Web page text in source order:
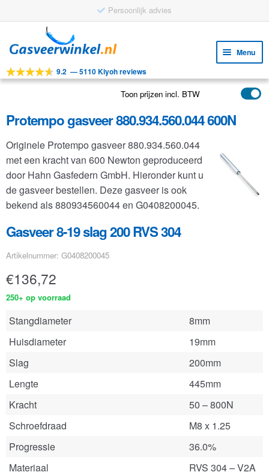
Persoonlijk advies
door
navigatie
naar
inhoud
Menu
Tools
Toepassingen
Klantenservice
FAQ
9.2 —5110 Kiyoh reviews
Toon prijzen incl. BTW
Protempo gasveer 880.934.560.044 600N
Originele Protempo gasveer 880.934.560.044
met een kracht van 600 Newton geproduceerd
door Hahn Gasfedern GmbH. Hieronder kunt u
de gasveer bestellen. Deze gasveer is ook
bekend als 880934560044 en G0408200045.
Gasveer 8-19 slag 200 RVS 304
Artikelnummer: G0408200045
€136,72
250+ op voorraad
Stangdiameter
8mm
Huisdiameter
19mm
Slag
200mm
Lengte
445mm
Kracht
50 – 800N
Schroefdraad
M8 x 1.25
Progressie
36.0%
Materiaal
RVS 304 – V2A